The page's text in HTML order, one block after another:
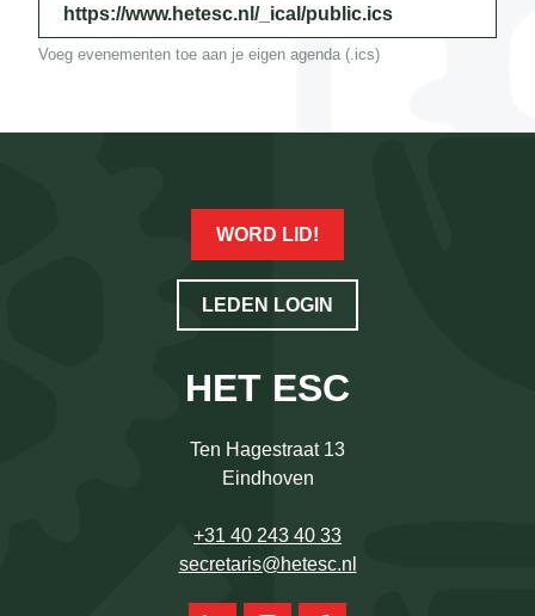
https://www.hetesc.nl/_ical/public.ics
Voeg evenementen toe aan je eigen agenda (.ics)
HET ESC
Ten Hagestraat 13
Eindhoven
+31 40 243 40 33
secretaris@hetesc.nl
WORD LID!
LEDEN LOGIN